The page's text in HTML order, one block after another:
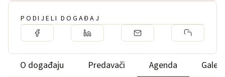
PODIJELI DOGAĐAJ
O događaju Predavači Agenda